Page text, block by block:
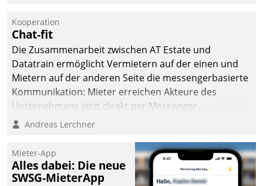
Kooperation
Chat-fit
Die Zusammenarbeit zwischen AT Estate und
Datatrain ermöglicht Vermietern auf der einen und
Mietern auf der anderen Seite die messengerbasierte
Kommunikation: Mieter erreichen Akteure des
Unternehmens jetzt direkt per Messenger,
Mitarbeiter oder Dienstleister empfangen oder
Andreas Lerchner
Mieter-App
Alles dabei: Die neue
SWSG-MieterApp